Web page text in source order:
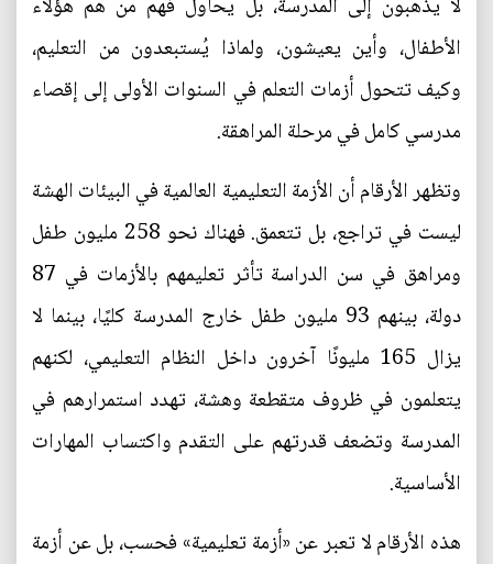
الأطفال، وأين يعيشون، ولماذا يُستبعدون من التعليم،
وكيف تتحول أزمات التعلم في السنوات الأولى إلى إقصاء
مدرسي كامل في مرحلة المراهقة.
وتظهر الأرقام أن الأزمة التعليمية العالمية في البيئات الهشة
ليست في تراجع، بل تتعمق. فهناك نحو 258 مليون طفل
ومراهق في سن الدراسة تأثر تعليمهم بالأزمات في 87
دولة، بينهم 93 مليون طفل خارج المدرسة كليًا، بينما لا
يزال 165 مليونًا آخرون داخل النظام التعليمي، لكنهم
يتعلمون في ظروف متقطعة وهشة، تهدد استمرارهم في
المدرسة وتضعف قدرتهم على التقدم واكتساب المهارات
الأساسية.
هذه الأرقام لا تعبر عن «أزمة تعليمية» فحسب، بل عن أزمة